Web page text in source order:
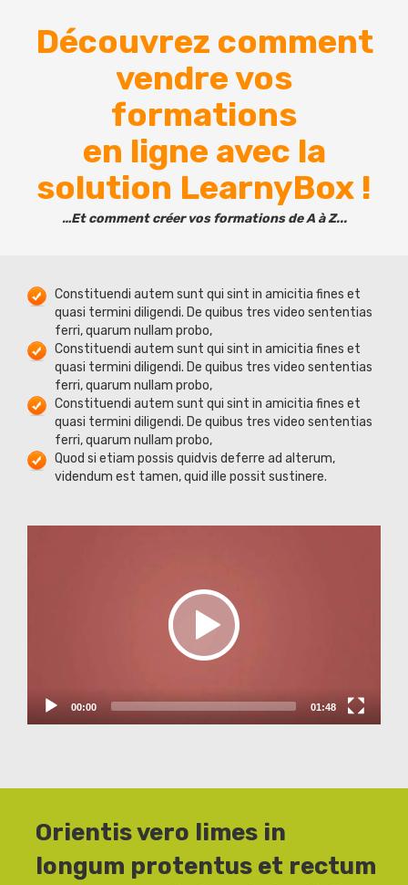
Découvrez comment
vendre vos
formations
en ligne avec la
solution LearnyBox !
…Et comment créer vos formations de A à Z...
Constituendi autem sunt qui sint in amicitia fines et
quasi termini diligendi. De quibus tres video sententias
ferri, quarum nullam probo,
Constituendi autem sunt qui sint in amicitia fines et
quasi termini diligendi. De quibus tres video sententias
ferri, quarum nullam probo,
Constituendi autem sunt qui sint in amicitia fines et
quasi termini diligendi. De quibus tres video sententias
ferri, quarum nullam probo,
Quod si etiam possis quidvis deferre ad alterum,
videndum est tamen, quid ille possit sustinere.
00:00 01:48
Orientis vero limes in
longum protentus et rectum